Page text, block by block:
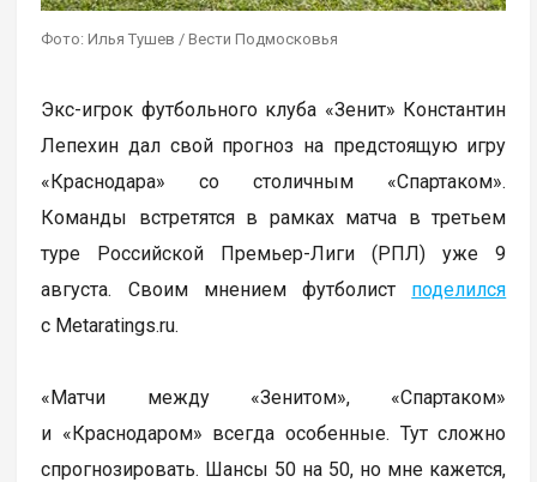
Фото: Илья Тушев / Вести Подмосковья
Экс-игрок футбольного клуба «Зенит» Константин
Лепехин дал свой прогноз на предстоящую игру
«Краснодара» со столичным «Спартаком».
Команды встретятся в рамках матча в третьем
туре Российской Премьер-Лиги (РПЛ) уже 9
августа. Своим мнением футболист поделился
с Metaratings.ru.
«Матчи между «Зенитом», «Спартаком»
и «Краснодаром» всегда особенные. Тут сложно
спрогнозировать. Шансы 50 на 50, но мне кажется,